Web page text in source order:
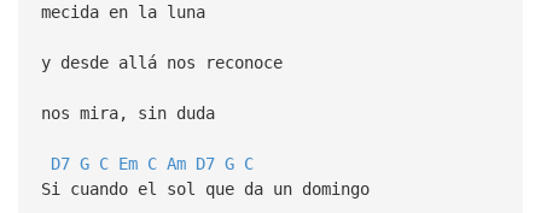
mecida en la luna
y desde allá nos reconoce
nos mira, sin duda
D7 G C Em C Am D7 G C
Si cuando el sol que da un domingo